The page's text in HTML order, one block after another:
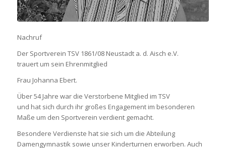
Nachruf
Der Sportverein TSV 1861/08 Neustadt a. d. Aisch e.V.
trauert um sein Ehrenmitglied
Frau Johanna Ebert.
Über 54 Jahre war die Verstorbene Mitglied im TSV
und hat sich durch ihr großes Engagement im besonderen
Maße um den Sportverein verdient gemacht.
Besondere Verdienste hat sie sich um die Abteilung
Damengymnastik sowie unser Kinderturnen erworben. Auch